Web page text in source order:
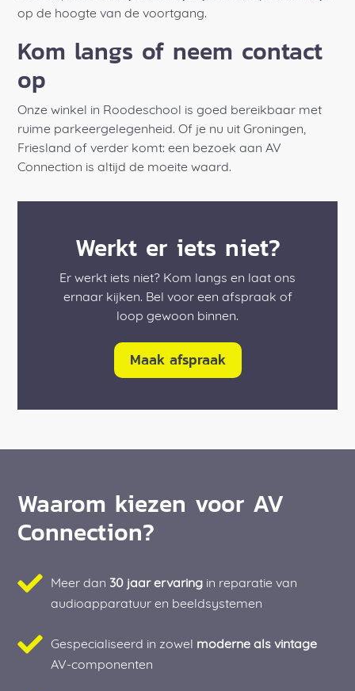
op de hoogte van de voortgang.
Kom langs of neem contact
op
Onze winkel in Roodeschool is goed bereikbaar met
ruime parkeergelegenheid. Of je nu uit Groningen,
Friesland of verder komt: een bezoek aan AV
Connection is altijd de moeite waard.
Werkt er iets niet?
Er werkt iets niet? Kom langs en laat ons
ernaar kijken. Bel voor een afspraak of
loop gewoon binnen.
Maak afspraak
Waarom kiezen voor AV
Connection?
Meer dan 30 jaar ervaring in reparatie van
audioapparatuur en beeldsystemen
Gespecialiseerd in zowel moderne als vintage
AV-componenten